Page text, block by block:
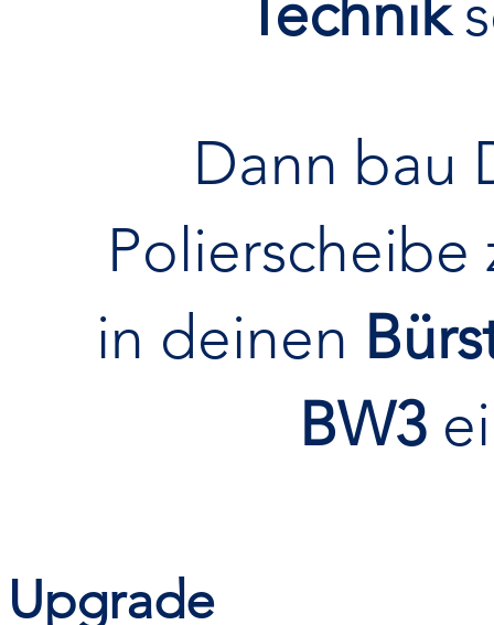
Technik
Dann bau
Polierscheibe
in deinen
BW3
Upgrade